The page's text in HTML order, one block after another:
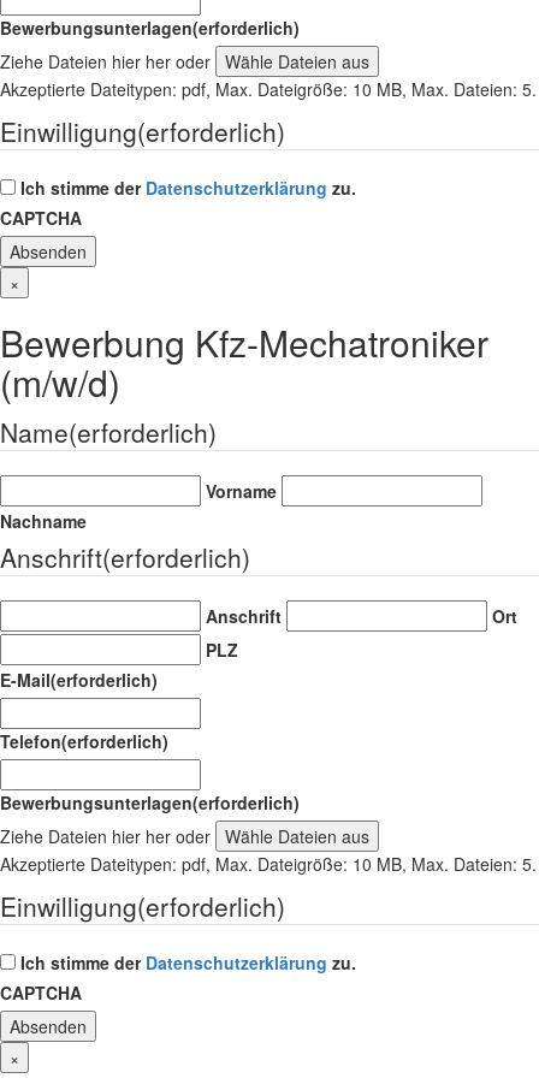
Bewerbungsunterlagen(erforderlich)
Ziehe Dateien hier her oder Wähle Dateien aus
Akzeptierte Dateitypen: pdf, Max. Dateigröße: 10 MB, Max. Dateien: 5.
Einwilligung(erforderlich)
Ich stimme der Datenschutzerklärung zu.
CAPTCHA
×
Bewerbung Kfz-Mechatroniker
(m/w/d)
Name(erforderlich)
Vorname
Nachname
Anschrift(erforderlich)
Anschrift
Ort
PLZ
E-Mail(erforderlich)
Telefon(erforderlich)
Bewerbungsunterlagen(erforderlich)
Ziehe Dateien hier her oder Wähle Dateien aus
Akzeptierte Dateitypen: pdf, Max. Dateigröße: 10 MB, Max. Dateien: 5.
Einwilligung(erforderlich)
Ich stimme der Datenschutzerklärung zu.
CAPTCHA
×